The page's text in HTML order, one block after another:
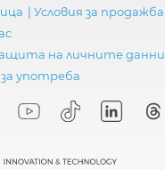
| Условия за продажба
на личните данни
употреба